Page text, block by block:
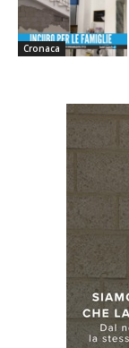
Cronaca